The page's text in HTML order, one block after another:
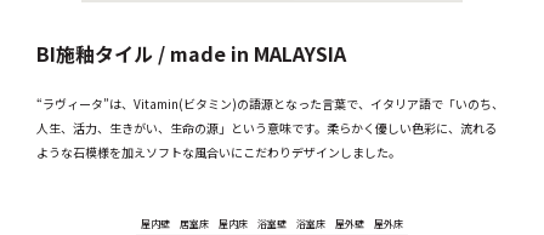
BI施釉タイル / made in MALAYSIA
“ラヴィータ”は、Vitamin(ビタミン)の語源となった言葉で、イタリア語で「いのち、
人生、活力、生きがい、生命の源」という意味です。柔らかく優しい色彩に、流れる
ような石模様を加えソフトな風合いにこだわりデザインしました。
屋内壁 居室床 屋内床 浴室壁 浴室床 屋外壁 屋外床